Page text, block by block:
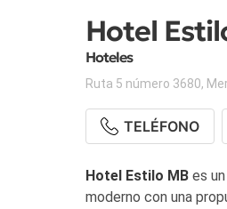
Hotel
Hoteles
Ruta 5 número 3680,
TELÉFONO
Hotel Estilo MB es
moderno con una